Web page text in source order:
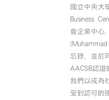
國立中央大
Business
會企業中心
忘錄，並於
AACSB認證
我們以成為
受到認可的